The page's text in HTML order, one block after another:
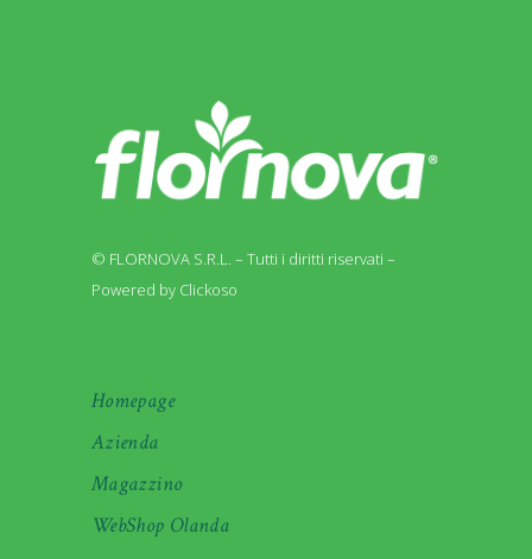
© FLORNOVA S.R.L. – Tutti i diritti riservati –
Powered by Clickoso
Homepage
Azienda
Magazzino
WebShop Olanda